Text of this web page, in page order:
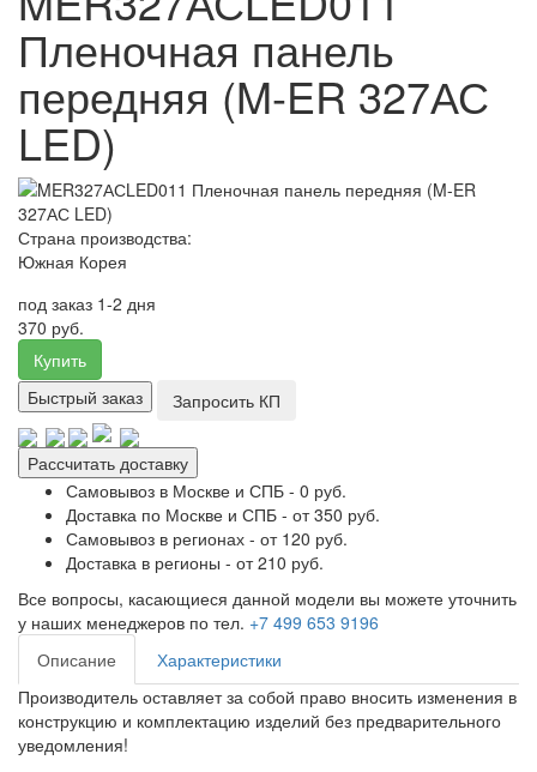
Пленочная панель
передняя (M-ER 327АС
LED)
Страна производства:
Южная Корея
под заказ 1-2 дня
370 руб.
Купить
Быстрый заказ
Запросить КП
Рассчитать доставку
Самовывоз в Москве и СПБ - 0 руб.
Доставка по Москве и СПБ - от 350 руб.
Самовывоз в регионах - от 120 руб.
Доставка в регионы - от 210 руб.
Все вопросы, касающиеся данной модели вы можете уточнить
у наших менеджеров по тел. +7 499 653 9196
Описание
Характеристики
Производитель оставляет за собой право вносить изменения в
конструкцию и комплектацию изделий без предварительного
уведомления!